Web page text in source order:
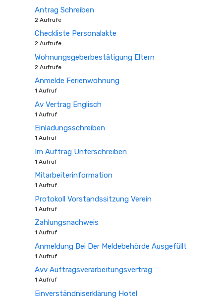
Antrag Schreiben
2 Aufrufe
Checkliste Personalakte
2 Aufrufe
Wohnungsgeberbestätigung Eltern
2 Aufrufe
Anmelde Ferienwohnung
1 Aufruf
Av Vertrag Englisch
1 Aufruf
Einladungsschreiben
1 Aufruf
Im Auftrag Unterschreiben
1 Aufruf
Mitarbeiterinformation
1 Aufruf
Protokoll Vorstandssitzung Verein
1 Aufruf
Zahlungsnachweis
1 Aufruf
Anmeldung Bei Der Meldebehörde Ausgefüllt
1 Aufruf
Avv Auftragsverarbeitungsvertrag
1 Aufruf
Einverständniserklärung Hotel